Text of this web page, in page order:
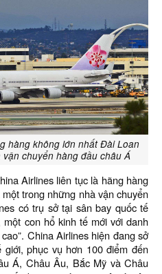
hàng không lớn nhất Đài Loan
chuyển hàng đầu châu Á
Airlines liên tục là hãng hàng
trong những nhà vận chuyển
có trụ sở tại sân bay quốc tế
con hổ kinh tế mới với danh
China Airlines hiện đang sở
phục vụ hơn 100 điểm đến
Á, Châu Âu, Bắc Mỹ và Châu